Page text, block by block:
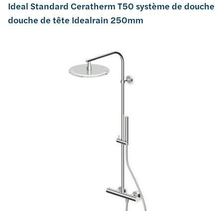
Ideal Standard Ceratherm T50 système de douche
douche de tête Idealrain 250mm